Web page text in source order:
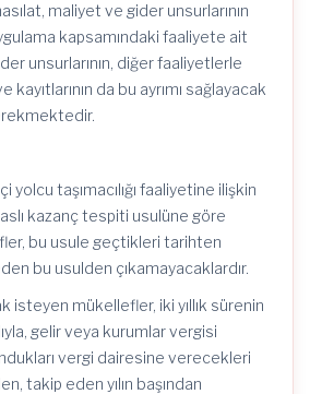
maliyet ve gider unsurlarının
kapsamındaki faaliyete ait
unsurlarının, diğer faaliyetlerle
da bu ayrımı sağlayacak
yolcu taşımacılığı faaliyetine ilişkin
kazanç tespiti usulüne göre
bu usule geçtikleri tarihten
bu usulden çıkamayacaklardır.
isteyen mükellefler, iki yıllık sürenin
gelir veya kurumlar vergisi
vergi dairesine verecekleri
takip eden yılın başından